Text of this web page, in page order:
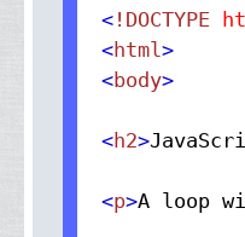
<!DOCTYPE
<html>
<body>
<h2>
<p>A loop